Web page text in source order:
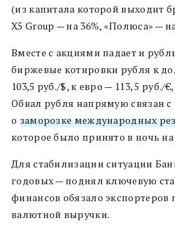
(из капитала которой выходит
X5 Group — на 36%, «Полюса» —
Вместе с акциями падает и
биржевые котировки рубля к
103,5 руб./$, к евро — 113, 5 руб./
Обвал рубля напрямую связан
о заморозке международных
которое было принято в ночь
Для стабилизации ситуации
годовых — поднял ключевую
финансов обязало экспортеров
валютной выручки.